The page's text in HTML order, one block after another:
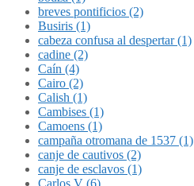
breves pontificios (2)
Busiris (1)
cabeza confusa al despertar (1)
cadine (2)
Caín (4)
Cairo (2)
Calish (1)
Cambises (1)
Camoens (1)
campaña otromana de 1537 (1)
canje de cautivos (2)
canje de esclavos (1)
Carlos V (6)